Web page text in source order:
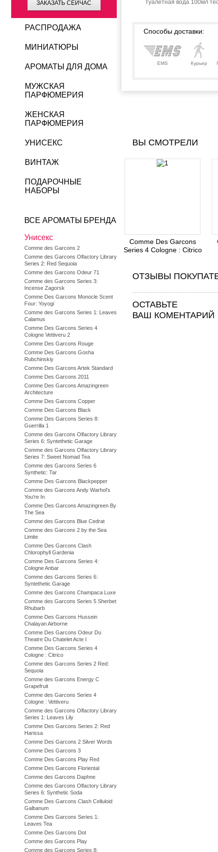
туалетная вода 100мл
Способы доставки:
EMS Курьер
ВЫ СМОТРЕЛИ
Comme Des Garcons
Series 4 Cologne : Citrico
ОТЗЫВЫ
ОСТАВЬТЕ
ВАШ КОМЕНТАРИЙ
ЗАКАЗАТЬ СЕЙЧАС
РАСПРОДАЖА
МИНИАТЮРЫ
АРОМАТЫ ДЛЯ ДОМА
МУЖСКАЯ
ПАРФЮМЕРИЯ
ЖЕНСКАЯ
ПАРФЮМЕРИЯ
УНИСЕКС
ВИНТАЖ
ПОДАРОЧНЫЕ
НАБОРЫ
ВСЕ АРОМАТЫ БРЕНДА
Унисекс
Comme des Garcons 2
Comme des Garcons Olfactory Library
Series 2: Red Sequoia
Comme des Garcons Odeur 71
Comme des Garcons Series 3:
Incense Zagorsk
Comme Des Garcons Monocle Scent
Four: Yoyogi
Comme des Garcons Series 1: Leaves
Calamus
Comme Des Garcons Series 4
Cologne Vettiveru 2
Comme Des Garcons Rouge
Comme Des Garcons Gosha
Rubchinskiy
Comme Des Garcons Artek Standard
Comme Des Garcons 2011
Comme Des Garcons Amazingreen
Architecture
Comme Des Garcons Copper
Comme Des Garcons Black
Comme Des Garcons Series 8:
Guerrilla 1
Comme des Garcons Olfactory Library
Series 6: Syntethetic Garage
Comme des Garcons Olfactory Library
Series 7: Sweet Nomad Tea
Comme des Garcons Series 6
Synthetic: Tar
Comme Des Garcons Blackpepper
Comme des Garcons Andy Warhol's
You're In
Comme Des Garcons Amazingreen By
The Sea
Comme des Garcons Blue Cedrat
Comme des Garcons 2 by the Sea
Limite
Comme Des Garcons Clash
Chlorophyll Gardenia
Comme Des Garcons Series 4:
Cologne Anbar
Comme des Garcons Series 6:
Syntethetic Garage
Comme des Garcons Champaca Luxe
Comme des Garcons Series 5 Sherbet
Rhubarb
Comme Des Garcons Hussein
Chalayan Airborne
Comme Des Garcons Odeur Du
Theatre Du Chatelet Acte I
Comme Des Garcons Series 4
Cologne : Citrico
Comme des Garcons Series 2 Red:
Sequoia
Comme des Garcons Energy C
Grapefruit
Comme des Garcons Series 4
Cologne : Vettiveru
Comme des Garcons Olfactory Library
Series 1: Leaves Lily
Comme Des Garcons Series 2: Red
Harissa
Comme Des Garcons 2 Silver Words
Comme Des Garcons 3
Comme Des Garcons Play Red
Comme Des Garcons Floriental
Comme des Garcons Daphne
Comme des Garcons Olfactory Library
Series 6: Synthetic Soda
Comme Des Garcons Clash Celluloid
Galbanum
Comme Des Garcons Series 1:
Leaves Tea
Comme Des Garcons Dot
Comme des Garcons Play
Comme des Garcons Series 8: